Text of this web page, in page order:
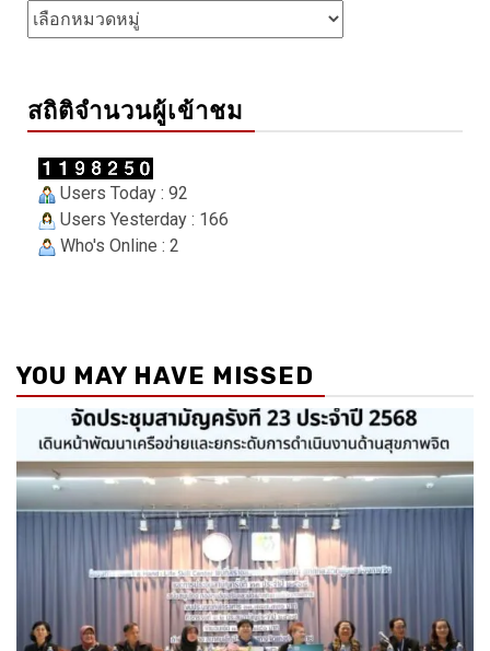
Categories
สถิติจำนวนผู้เข้าชม
Users Today : 92
Users Yesterday : 166
Who's Online : 2
YOU MAY HAVE MISSED